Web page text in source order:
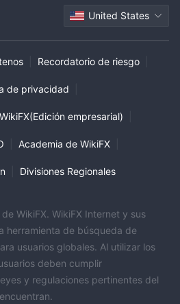
United States
Recordatorio de riesgo
de privacidad
WikiFX(Edición empresarial)
Academia de WikiFX
Divisiones Regionales
WikiFX. WikiFX Internet y sus
herramienta de búsqueda de
usuarios globales. Al utilizar los
deben cumplir
y regulaciones pertinentes del